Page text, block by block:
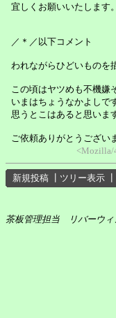
宜しくお願いいたします。
／＊／以下コメント
われながらひどいものを
この頃はヤツめも不機嫌
いまはちょうなかよしで
思うとこはあると思いま
ご依頼ありがとうござい
<Mozilla/
新規投稿 ツリー表示
茶板管理担当 リバーウィ